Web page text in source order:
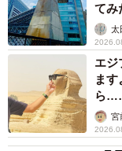
て
太
エジ
ま
ら
カモ
宮